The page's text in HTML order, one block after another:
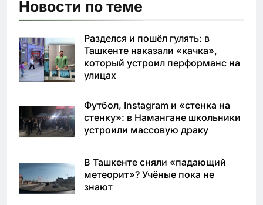
Новости по теме
Разделся и пошёл гулять: в
Ташкенте наказали «качка»,
который устроил перформанс на
улицах
Футбол, Instagram и «стенка на
стенку»: в Намангане школьники
устроили массовую драку
В Ташкенте сняли «падающий
метеорит»? Учёные пока не
знают